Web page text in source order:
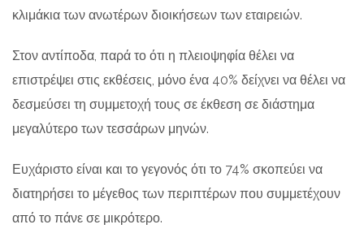
κλιμάκια των ανωτέρων διοικήσεων των εταιρειών.
Στον αντίποδα, παρά το ότι η πλειοψηφία θέλει να
επιστρέψει στις εκθέσεις, μόνο ένα 40% δείχνει να θέλει να
δεσμεύσει τη συμμετοχή τους σε έκθεση σε διάστημα
μεγαλύτερο των τεσσάρων μηνών.
Ευχάριστο είναι και το γεγονός ότι το 74% σκοπεύει να
διατηρήσει το μέγεθος των περιπτέρων που συμμετέχουν
από το πάνε σε μικρότερο.